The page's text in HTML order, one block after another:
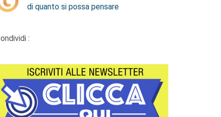
di quanto si possa pensare
: